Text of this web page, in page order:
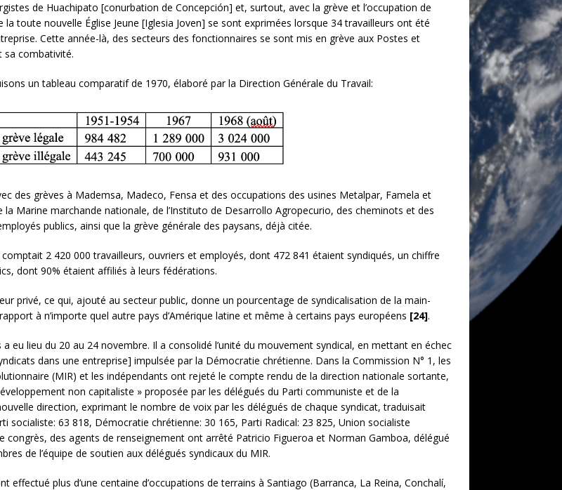
de Huachipato [conurbation de Concepción] et, surtout, avec la grève et l’occupation de
toute nouvelle Église Jeune [Iglesia Joven] se sont exprimées lorsque 34 travailleurs ont été
Cette année-là, des secteurs des fonctionnaires se sont mis en grève aux Postes et
sa combativité.
un tableau comparatif de 1970, élaboré par la Direction Générale du Travail:
des grèves à Mademsa, Madeco, Fensa et des occupations des usines Metalpar, Famela et
Marine marchande nationale, de l’Instituto de Desarrollo Agropecurio, des cheminots et des
publics, ainsi que la grève générale des paysans, déjà citée.
2 420 000 travailleurs, ouvriers et employés, dont 472 841 étaient syndiqués, un chiffre
dont 90% étaient affiliés à leurs fédérations.
privé, ce qui, ajouté au secteur public, donne un pourcentage de syndicalisation de la main-
à n’importe quel autre pays d’Amérique latine et même à certains pays européens [24].
eu lieu du 20 au 24 novembre. Il a consolidé l’unité du mouvement syndical, en mettant en échec
dans une entreprise] impulsée par la Démocratie chrétienne. Dans la Commission N° 1, les
(MIR) et les indépendants ont rejeté le compte rendu de la direction nationale sortante,
non capitaliste » proposée par les délégués du Parti communiste et de la
direction, exprimant le nombre de voix par les délégués de chaque syndicat, traduisait
socialiste: 63 818, Démocratie chrétienne: 30 165, Parti Radical: 23 825, Union socialiste
congrès, des agents de renseignement ont arrêté Patricio Figueroa et Norman Gamboa, délégué
de l’équipe de soutien aux délégués syndicaux du MIR.
effectué plus d’une centaine d’occupations de terrains à Santiago (Barranca, La Reina, Conchalí,